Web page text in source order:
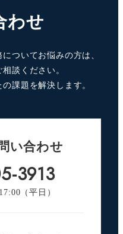
わせ
ついてお悩みの方は、
談ください。
課題を解決します。
い合わせ
3913
（平日）